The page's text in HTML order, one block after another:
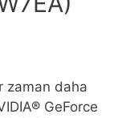
zaman daha
GeForce